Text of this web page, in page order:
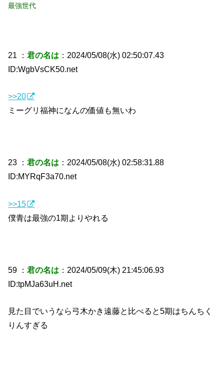
最強世代
21 ：君の名は ：2024/05/08(水) 02:50:07.43
ID:WgbVsCK50.net
>>20
ミーグリ福神になんの価値も無いわ
23 ：君の名は ：2024/05/08(水) 02:58:31.88
ID:MYRqF3a70.net
>>15
僕青は最強の1期よりやれる
59 ：君の名は ：2024/05/09(木) 21:45:06.93
ID:tpMJa63uH.net
見た目でいうなら弓木かき遠藤と比べると5期はちんちく
りんすぎる